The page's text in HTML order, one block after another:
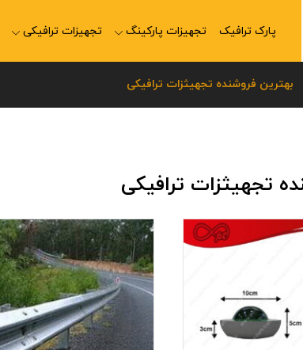
پارک ترافیک تجهیزات پارکینگ تجهیزات ترافیکی
بهترین فروشنده تجهیثزات ترافیکی
تجهیثزات ترافیکی